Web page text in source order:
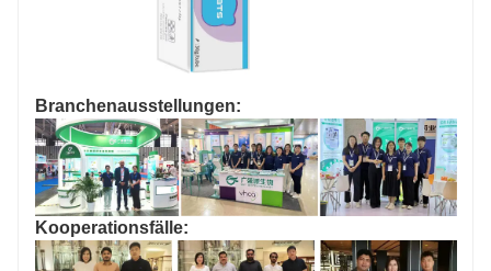
Branchenausstellungen:
Kooperationsfälle: